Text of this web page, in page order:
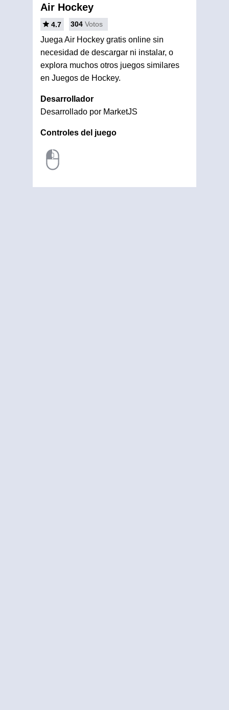
Air Hockey
4.7 304 Votos
Juega Air Hockey gratis online sin
necesidad de descargar ni instalar, o
explora muchos otros juegos similares
en Juegos de Hockey.
Desarrollador
Desarrollado por MarketJS
Controles del juego